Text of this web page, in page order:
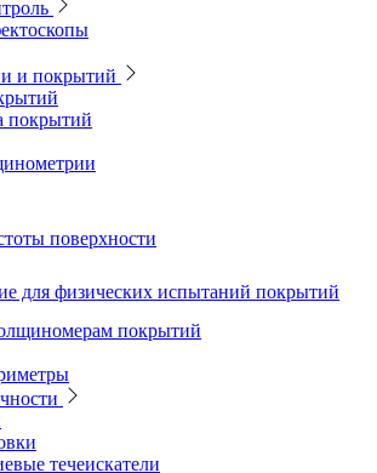
и покрытий
покрытий
поверхности
для физических испытаний покрытий
покрытий
течеискатели